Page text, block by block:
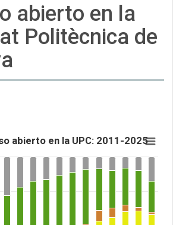
abierto en la
Politècnica de
abierto en la UPC: 2011-2025